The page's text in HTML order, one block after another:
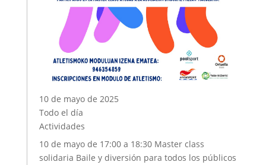
10 de mayo de 2025
Todo el día
Actividades
10 de mayo de 17:00 a 18:30 Master class
solidaria Baile y diversión para todos los públicos